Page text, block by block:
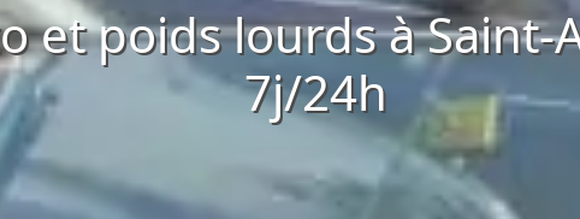
et poids lourds à Saint-
7j/24h